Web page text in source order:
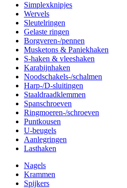
Simplexknipjes
Wervels
Sleutelringen
Gelaste ringen
Borgveren-/pennen
Musketons & Paniekhaken
S-haken & vleeshaken
Karabijnhaken
Noodschakels-/schalmen
Harp-/D-sluitingen
Staaldraadklemmen
Spanschroeven
Ringmoeren-/schroeven
Puntkousen
U-beugels
Aanlegringen
Lasthaken
Nagels
Krammen
Spijkers